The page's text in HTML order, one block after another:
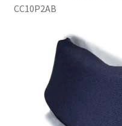
Accessoires Salle de
Vêtements &
Sécurité
CC10P2AB